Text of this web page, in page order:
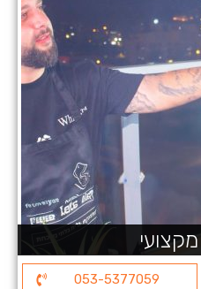
053-5377059